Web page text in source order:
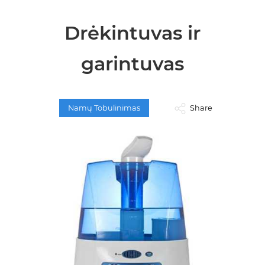
Drėkintuvas ir
garintuvas
Namų Tobulinimas Share